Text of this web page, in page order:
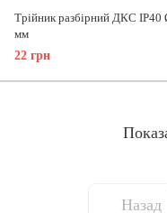
Трійник разбірний ДКС IP40
мм
22 грн
Назад